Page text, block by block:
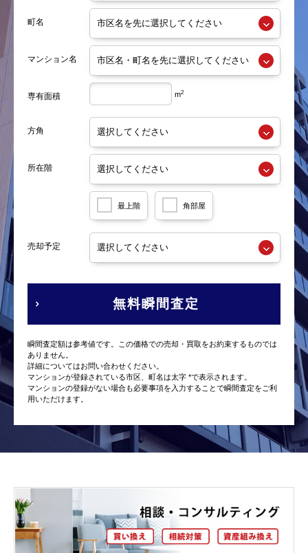
町名
マンション名
専有面積 m2
方角
所在階
最上階 角部屋
売却予定
無料瞬間査定
瞬間査定額は参考値です。この価格での売却・買取をお約束するものでは
ありません。
詳細についてはお問い合わせください。
マンションが登録されている市区、町名は太字 *で表示されます。
マンションの登録がない場合も必要事項を入力することで瞬間査定をご利
用いただけます。